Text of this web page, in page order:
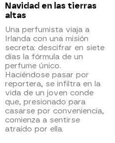
Navidad en las tierras
altas
Una perfumista viaja a
Irlanda con una misión
secreta: descifrar en siete
días la fórmula de un
perfume único.
Haciéndose pasar por
reportera, se infiltra en la
vida de un joven conde
que, presionado para
casarse por conveniencia,
comienza a sentirse
atraído por ella.